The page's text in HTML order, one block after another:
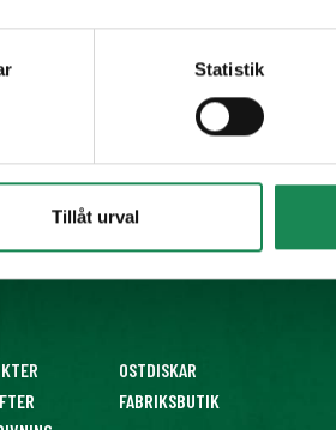
Statistik
Tillåt urval
OSTDISKAR
FABRIKSBUTIK